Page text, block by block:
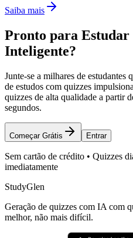
Saiba mais
Pronto para
Inteligente?
Junte-se a milhares de estudantes
de estudos com quizzes
quizzes de alta qualidade a partir
segundos.
Começar Grátis Entrar
Sem cartão de crédito • Quizzes
imediatamente
StudyGlen
Geração de quizzes com IA com
melhor, não mais difícil.